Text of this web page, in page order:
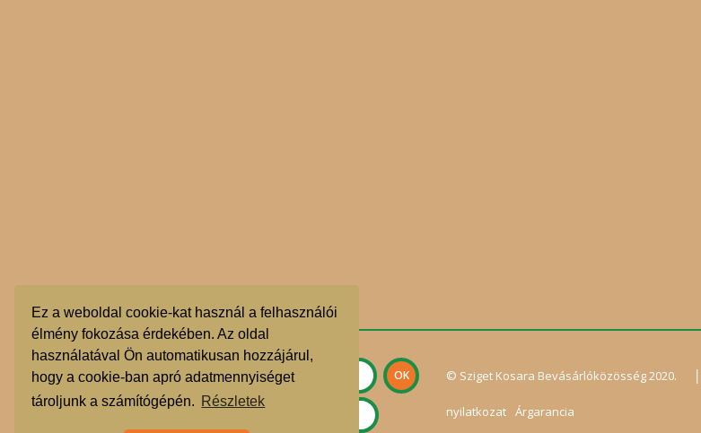
Ez a weboldal cookie-kat használ a felhasználói
élmény fokozása érdekében. Az oldal
használatával Ön automatikusan hozzájárul,
hogy a cookie-ban apró adatmennyiséget
tároljunk a számítógépén. Részletek
© Sziget Kosara Bevásárlóközösség 2020. |
nyilatkozat Árgarancia